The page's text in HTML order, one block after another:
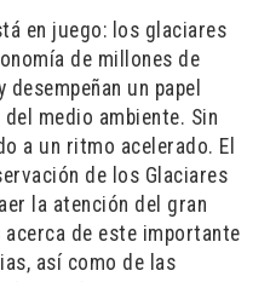
en juego: los glaciares
de millones de
un papel
medio ambiente. Sin
a un ritmo acelerado. El
de los Glaciares
la atención del gran
de este importante
así como de las